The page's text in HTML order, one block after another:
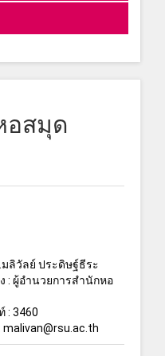
อสมุด
มลิวัลย์ ประดิษฐ์ธีระ
: ผู้อำนวยการสำนักหอ
: 3460
malivan@rsu.ac.th